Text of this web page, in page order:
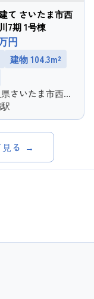
て さいたま市西
7期 1号棟
円
建物 104.3m²
さいたま市西区
川
見る →